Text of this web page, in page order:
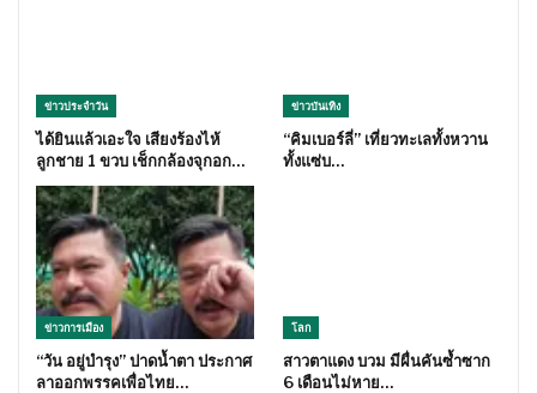
ข่าวประจำวัน
ได้ยินแล้วเอะใจ เสียงร้องไห้
ลูกชาย 1 ขวบ เช็กกล้องจุกอก…
ข่าวบันเทิง
“คิมเบอร์ลี่” เที่ยวทะเลทั้งหวาน
ทั้งแซ่บ…
ข่าวการเมือง
“วัน อยู่บำรุง” ปาดน้ำตา ประกาศ
ลาออกพรรคเพื่อไทย…
โลก
สาวตาแดง บวม มีผื่นคันซ้ำซาก
6 เดือนไม่หาย…